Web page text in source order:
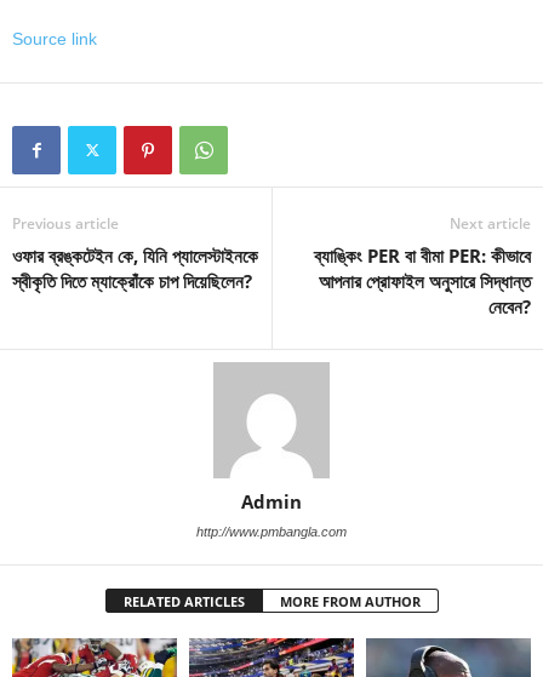
Source link
Previous article
ওফার ব্রঙ্কটেইন কে, যিনি প্যালেস্টাইনকে
স্বীকৃতি দিতে ম্যাক্রোঁকে চাপ দিয়েছিলেন?
Next article
ব্যাঙ্কিং PER বা বীমা PER: কীভাবে
আপনার প্রোফাইল অনুসারে সিদ্ধান্ত
নেবেন?
Admin
http://www.pmbangla.com
RELATED ARTICLES MORE FROM AUTHOR